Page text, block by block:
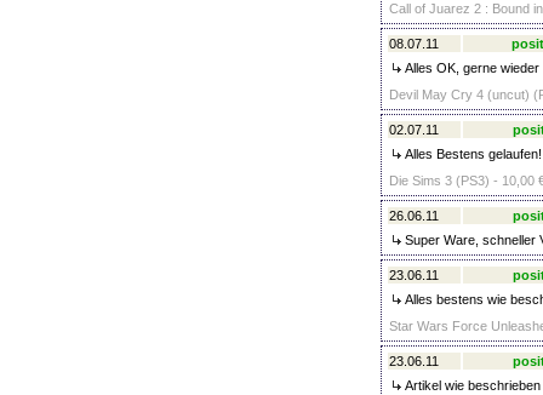
Call of Juarez 2 : Bound
08.07.11
Alles OK, gerne wieder
Devil May Cry 4 (uncut)
02.07.11
Alles Bestens
Die Sims 3 (PS3) - 10,00
26.06.11
Super Ware, schneller
23.06.11
Alles bestens wie
Star Wars Force
23.06.11
Artikel wie